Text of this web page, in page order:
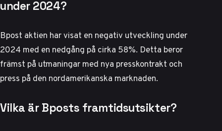
under 2024?
Bpost aktien har visat en negativ utveckling under
2024 med en nedgång på cirka 58%. Detta beror
främst på utmaningar med nya presskontrakt och
press på den nordamerikanska marknaden.
Vilka är Bposts framtidsutsikter?